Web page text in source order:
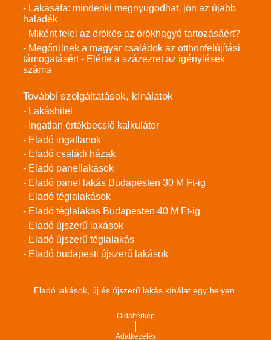
- Lakásáfa: mindenki megnyugodhat, jön az újabb
haladék
- Miként felel az örökös az örökhagyó tartozásáért?
- Megőrülnek a magyar családok az otthonfelújítási
támogatásért - Elérte a százezret az igénylések
száma
További szolgáltatások, kínálatok
- Lakáshitel
- Ingatlan értékbecslő kalkulátor
- Eladó ingatlanok
- Eladó családi házak
- Eladó panellakások
- Eladó panel lakás Budapesten 30 M Ft-ig
- Eladó téglalakások
- Eladó téglalakás Budapesten 40 M Ft-ig
- Eladó újszerű lakások
- Eladó újszerű téglalakás
- Eladó budapesti újszerű lakások
Eladó lakások, új és újszerű lakás kínálat egy helyen.
Oldaltérkép
Adatkezelés